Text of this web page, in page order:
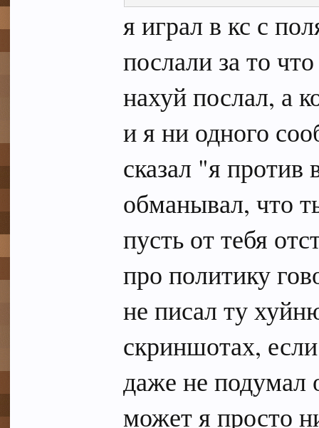
я играл в кс с
послали за то
нахуй послал, а
и я ни одного
сказал "я против
обманывал, что
пусть от тебя
про политику
не писал ту
скриншотах,
даже не подумал
может я просто